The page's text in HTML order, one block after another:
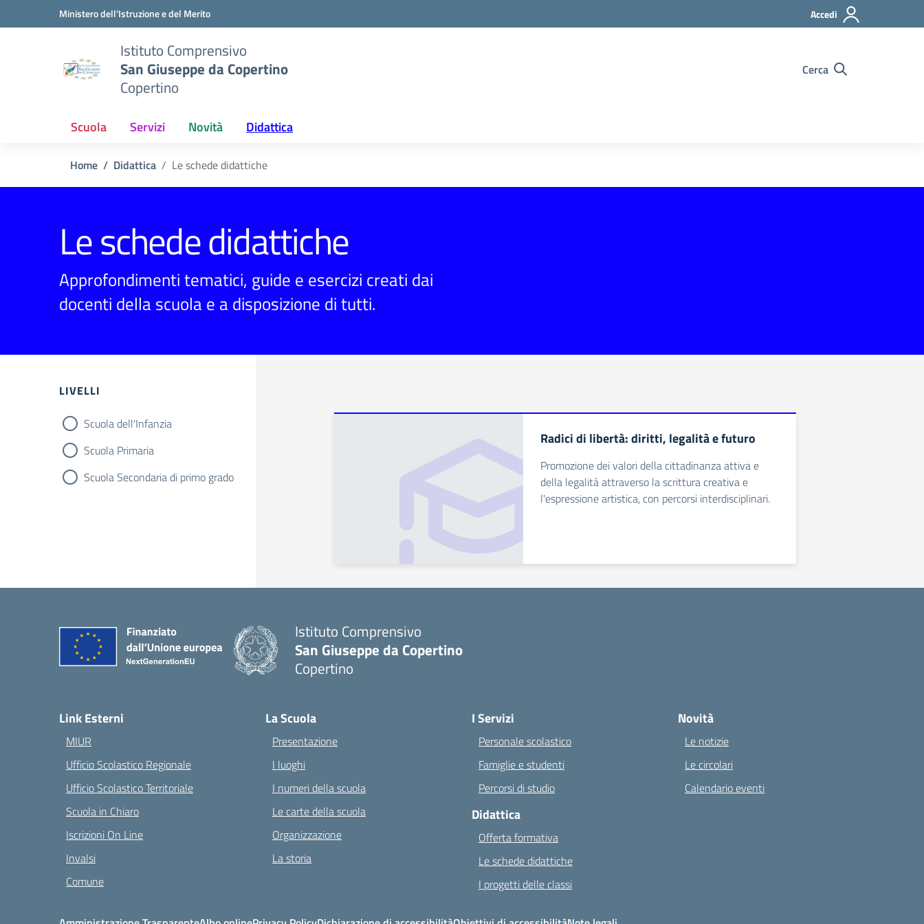
Vai ai contenuti
Vai al menu di navigazioneMinistero dell'Istruzione e del Merito Accedi
Istituto Comprensivo
San Giuseppe da Copertino
Copertino
Cerca
Scuola Servizi Novità Didattica
Home Didattica Le schede didattiche
Le schede didattiche
Approfondimenti tematici, guide e esercizi creati dai
docenti della scuola e a disposizione di tutti.
Filtri
LIVELLI
Scuola dell'Infanzia
Scuola Primaria
Scuola Secondaria di primo grado
Radici di libertà: diritti, legalità e futuro
Promozione dei valori della cittadinanza attiva e
della legalità attraverso la scrittura creativa e
l'espressione artistica, con percorsi interdisciplinari.
Istituto Comprensivo
San Giuseppe da Copertino
Copertino
Link Esterni
MIUR
Ufficio Scolastico Regionale
Ufficio Scolastico Territoriale
Scuola in Chiaro
Iscrizioni On Line
Invalsi
Comune
La Scuola
Presentazione
I luoghi
I numeri della scuola
Le carte della scuola
Organizzazione
La storia
I Servizi
Personale scolastico
Famiglie e studenti
Percorsi di studio
Didattica
Offerta formativa
Le schede didattiche
I progetti delle classi
Novità
Le notizie
Le circolari
Calendario eventi